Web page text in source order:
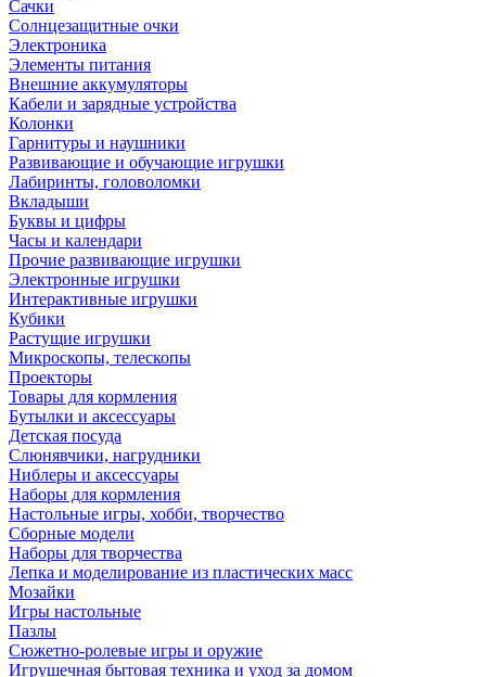
Сачки
Солнцезащитные очки
Электроника
Элементы питания
Внешние аккумуляторы
Кабели и зарядные устройства
Колонки
Гарнитуры и наушники
Развивающие и обучающие игрушки
Лабиринты, головоломки
Вкладыши
Буквы и цифры
Часы и календари
Прочие развивающие игрушки
Электронные игрушки
Интерактивные игрушки
Кубики
Растущие игрушки
Микроскопы, телескопы
Проекторы
Товары для кормления
Бутылки и аксессуары
Детская посуда
Слюнявчики, нагрудники
Ниблеры и аксессуары
Наборы для кормления
Настольные игры, хобби, творчество
Сборные модели
Наборы для творчества
Лепка и моделирование из пластических масс
Мозайки
Игры настольные
Пазлы
Сюжетно-ролевые игры и оружие
Игрушечная бытовая техника и уход за домом